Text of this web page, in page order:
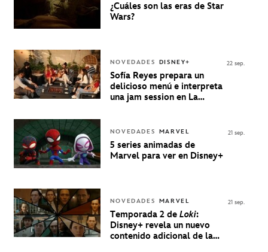
¿Cuáles son las eras de Star
Wars?
NOVEDADES DISNEY+
Sofía Reyes prepara un
delicioso menú e interpreta
una jam session en La
22 sep.
NOVEDADES MARVEL
5 series animadas de
Marvel para ver en Disney+
21 sep.
NOVEDADES MARVEL
Temporada 2 de Loki:
Disney+ revela un nuevo
contenido adicional de la
21 sep.